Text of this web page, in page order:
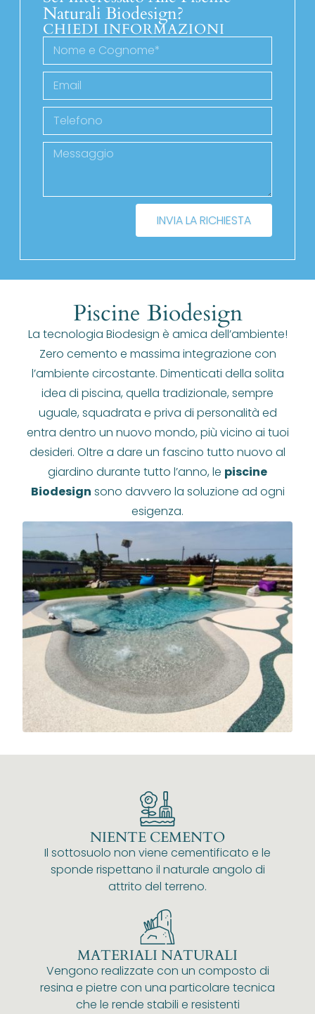
Naturali Biodesign?
CHIEDI INFORMAZIONI
INVIA LA RICHIESTA
Piscine Biodesign
La tecnologia Biodesign è amica dell’ambiente!
Zero cemento e massima integrazione con
l’ambiente circostante. Dimenticati della solita
idea di piscina, quella tradizionale, sempre
uguale, squadrata e priva di personalità ed
entra dentro un nuovo mondo, più vicino ai tuoi
desideri. Oltre a dare un fascino tutto nuovo al
giardino durante tutto l’anno, le piscine
Biodesign sono davvero la soluzione ad ogni
esigenza.
NIENTE CEMENTO
Il sottosuolo non viene cementificato e le
sponde rispettano il naturale angolo di
attrito del terreno.
MATERIALI NATURALI
Vengono realizzate con un composto di
resina e pietre con una particolare tecnica
che le rende stabili e resistenti